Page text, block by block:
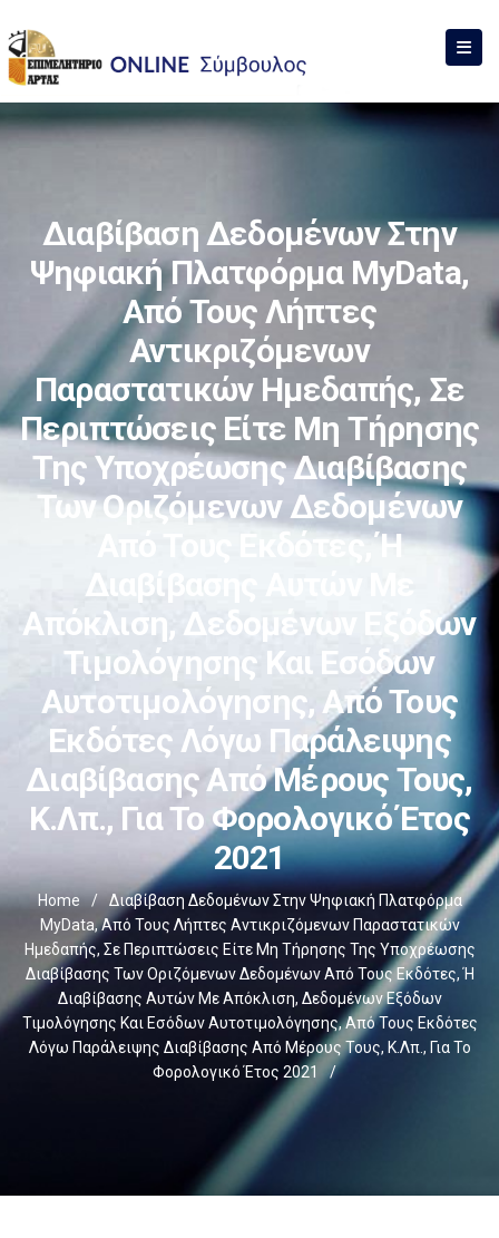
Διαβίβαση Δεδομένων Στην
Ψηφιακή Πλατφόρμα MyData,
Από Τους Λήπτες
Αντικριζόμενων
Παραστατικών Ημεδαπής, Σε
Περιπτώσεις Είτε Μη Τήρησης
Της Υποχρέωσης Διαβίβασης
Των Οριζόμενων Δεδομένων
Από Τους Εκδότες, Ή
Διαβίβασης Αυτών Με
Απόκλιση, Δεδομένων Εξόδων
Τιμολόγησης Και Εσόδων
Αυτοτιμολόγησης, Από Τους
Εκδότες Λόγω Παράλειψης
Διαβίβασης Από Μέρους Τους,
Κ.λπ., Για Το Φορολογικό Έτος
2021
Home /
Διαβίβαση Δεδομένων Στην Ψηφιακή Πλατφόρμα
MyData, Από Τους Λήπτες Αντικριζόμενων Παραστατικών
Ημεδαπής, Σε Περιπτώσεις Είτε Μη Τήρησης Της Υποχρέωσης
Διαβίβασης Των Οριζόμενων Δεδομένων Από Τους Εκδότες, Ή
Διαβίβασης Αυτών Με Απόκλιση, Δεδομένων Εξόδων
Τιμολόγησης Και Εσόδων Αυτοτιμολόγησης, Από Τους Εκδότες
Λόγω Παράλειψης Διαβίβασης Από Μέρους Τους, Κ.λπ., Για Το
Φορολογικό Έτος 2021
/